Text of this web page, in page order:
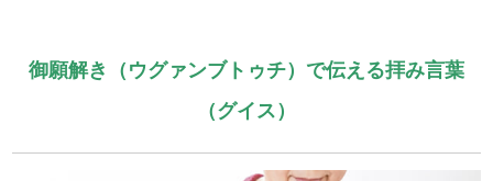
御願解き（ウグァンブトゥチ）で伝える拝み言葉
（グイス）